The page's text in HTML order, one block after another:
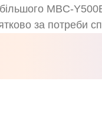
MBC-
за потреби